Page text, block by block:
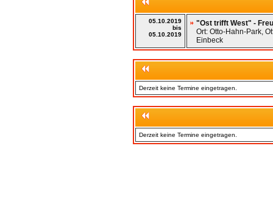
05.10.2019
bis
05.10.2019
"Ost trifft West" -
Ort: Otto-Hahn-Park,
Einbeck
Derzeit keine Termine eingetragen.
Derzeit keine Termine eingetragen.